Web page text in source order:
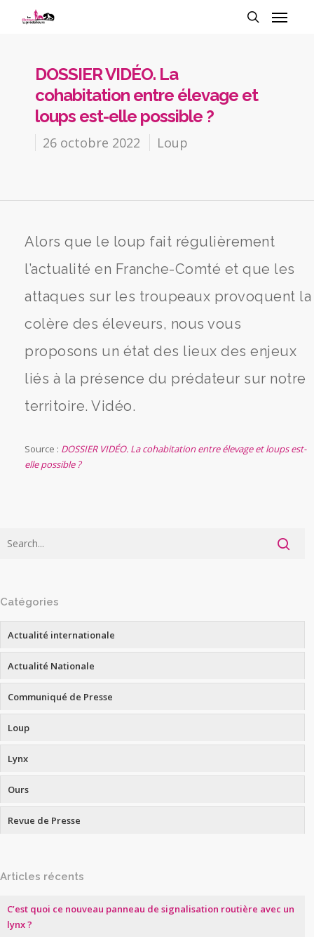
DOSSIER VIDÉO. La
cohabitation entre élevage et
loups est-elle possible ?
26 octobre 2022 Loup
Alors que le loup fait régulièrement
l’actualité en Franche-Comté et que les
attaques sur les troupeaux provoquent la
colère des éleveurs, nous vous
proposons un état des lieux des enjeux
liés à la présence du prédateur sur notre
territoire. Vidéo.
Source : DOSSIER VIDÉO. La cohabitation entre élevage et loups est-
elle possible ?
Catégories
Actualité internationale
Actualité Nationale
Communiqué de Presse
Loup
Lynx
Ours
Revue de Presse
Articles récents
C’est quoi ce nouveau panneau de signalisation routière avec un
lynx ?